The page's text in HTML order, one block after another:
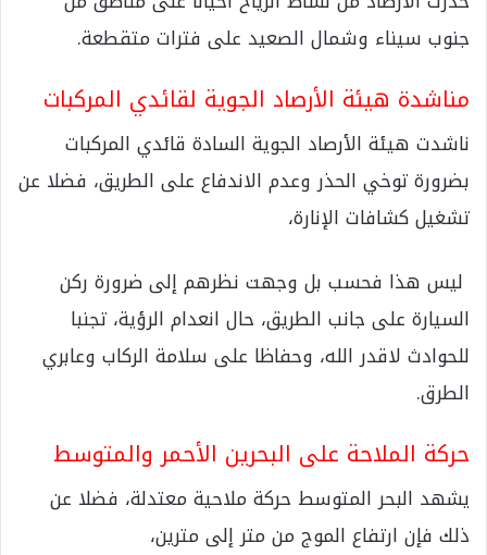
جنوب سيناء وشمال الصعيد على فترات متقطعة.
مناشدة هيئة الأرصاد الجوية لقائدي المركبات
ناشدت هيئة الأرصاد الجوية السادة قائدي المركبات
بضرورة توخي الحذر وعدم الاندفاع على الطريق، فضلا عن
تشغيل كشافات الإنارة،
ليس هذا فحسب بل وجهت نظرهم إلى ضرورة ركن
السيارة على جانب الطريق، حال انعدام الرؤية، تجنبا
للحوادث لاقدر الله، وحفاظا على سلامة الركاب وعابري
الطرق.
حركة الملاحة على البحرين الأحمر والمتوسط
يشهد البحر المتوسط حركة ملاحية معتدلة، فضلا عن
ذلك فإن ارتفاع الموج من متر إلى مترين،